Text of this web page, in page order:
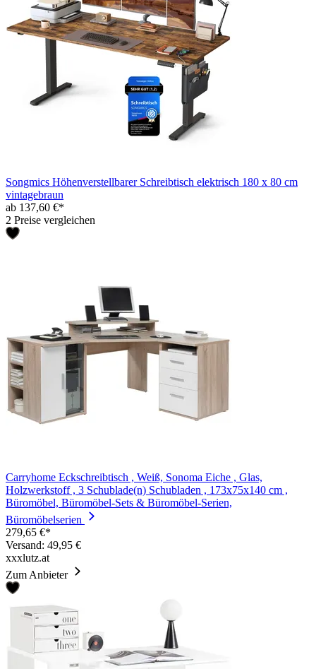
Songmics Höhenverstellbarer Schreibtisch elektrisch 180 x 80 cm
vintagebraun
ab 137,60 €*
2 Preise vergleichen
Carryhome Eckschreibtisch , Weiß, Sonoma Eiche , Glas,
Holzwerkstoff , 3 Schublade(n) Schubladen , 173x75x140 cm ,
Büromöbel, Büromöbel-Sets & Büromöbel-Serien,
Büromöbelserien
279,65 €*
Versand: 49,95 €
xxxlutz.at
Zum Anbieter